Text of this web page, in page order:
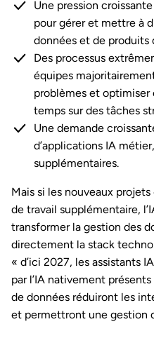
Une pression
pour gérer et mettre à
données et de produits
Des processus
équipes
problèmes et optimiser
temps sur des tâches
Une demande
d’applications IA
supplémentaires.
Mais si les nouveaux
de travail supplémentaire,
transformer la gestion des
directement la stack
« d’ici 2027, les assistants
par l’IA nativement
de données réduiront les
et permettront une gestion